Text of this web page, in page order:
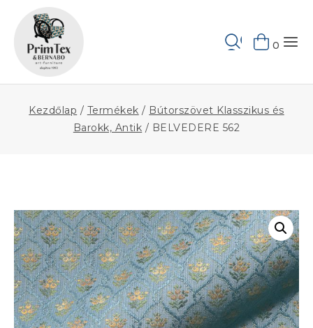
content
0
Kezdőlap / Termékek / Bútorszövet Klasszikus és
Barokk, Antik / BELVEDERE 562